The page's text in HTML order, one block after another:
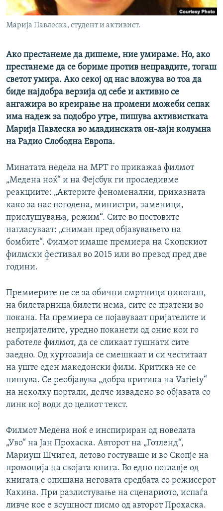
РСЕ веб страници
Марија Павлеска, студент и активист.
Ако престанеме да дишеме, ние умираме. Но, ако
престанеме да се бориме против неправдите, тогаш
светот умира. Ако секој од нас вложува во тоа да
биде најдобра верзија од себе и активно се
ангажира во креирање на промени можеби сепак
има надеж за подобро утре, пишува активистката
Марија Павлеска во младинската он-лајн колумна
на Радио Слободна Европа.
Минатата недела на МРТ го прикажаа филмот
„Медена ноќ“ и на Фејсбук ги проследивме
реакциите: „Актерите феноменални, приказната
како за нас погодена, министри, заменици,
прислушувања, режим“. Сите во постовите
нагласуваат: „сниман пред објавувањето на
бомбите“. Филмот имаше премиера на Скопскиот
филмски фестивал во 2015 или во превод пред две
години.
Премиерите не се за обични смртници никогаш,
на билетарница билети нема, сите се пратени во
покана. На премиера се појавуваат пријателите и
непријателите, уредно поканети од оние кои го
работеле филмот, да се сликаат гушнати сите
заедно. Од куртоазија се смешкаат и си честитаат
на уште еден македонски филм. Критика не се
пишува. Се реобјавува „добра критика на Variety“
на неколку портали, делче извадено во објавата со
линк кој води до целиот текст.
Филмот Медена ноќ е инспириран од новелата
„Уво“ на Јан Прохаска. Авторот на „Готленд“,
Мариуш Шчигел, летово гостуваше и во Скопје на
промоција на својата книга. Во едно поглавје од
книгата е опишана неговата средбата со режисерот
Кахина. При разлистување на сценариото, испаѓа
ливче кое е всушност писмо од авторот Прохаска.